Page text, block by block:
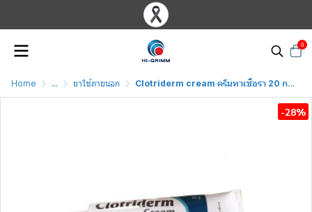
0
Home ... ยาใช้ภายนอก Clotriderm cream ครีมทาเชื้อรา 20 กรัม
-28%